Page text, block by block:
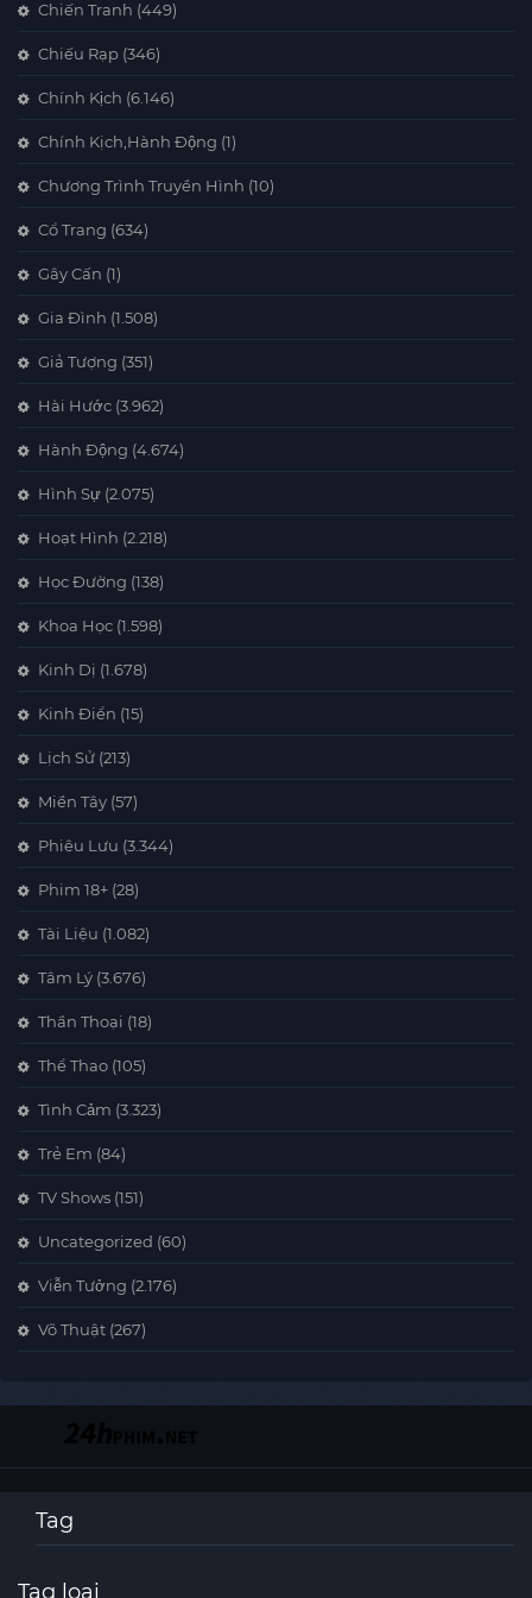
Chiến Tranh (449)
Chiếu Rạp (346)
Chính Kịch (6.146)
Chính Kịch,Hành Động (1)
Chương Trình Truyền Hình (10)
Cổ Trang (634)
Gây Cấn (1)
Gia Đình (1.508)
Giả Tượng (351)
Hài Hước (3.962)
Hành Động (4.674)
Hình Sự (2.075)
Hoạt Hình (2.218)
Học Đường (138)
Khoa Học (1.598)
Kinh Dị (1.678)
Kinh Điển (15)
Lịch Sử (213)
Miền Tây (57)
Phiêu Lưu (3.344)
Phim 18+ (28)
Tài Liệu (1.082)
Tâm Lý (3.676)
Thần Thoại (18)
Thể Thao (105)
Tình Cảm (3.323)
Trẻ Em (84)
TV Shows (151)
Uncategorized (60)
Viễn Tưởng (2.176)
Võ Thuật (267)
Tag
Tag loại